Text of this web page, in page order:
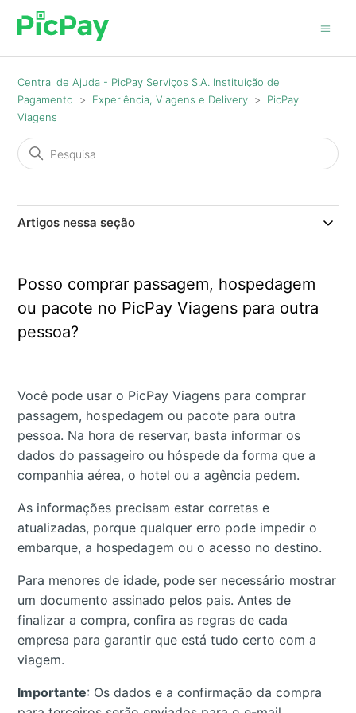
Central de Ajuda - PicPay Serviços S.A. Instituição de
Pagamento
Experiência, Viagens e Delivery
PicPay
Viagens
Artigos nessa seção
Posso comprar passagem, hospedagem
ou pacote no PicPay Viagens para outra
pessoa?
Você pode usar o PicPay Viagens para comprar
passagem, hospedagem ou pacote para outra
pessoa. Na hora de reservar, basta informar os
dados do passageiro ou hóspede da forma que a
companhia aérea, o hotel ou a agência pedem.
As informações precisam estar corretas e
atualizadas, porque qualquer erro pode impedir o
embarque, a hospedagem ou o acesso no destino.
Para menores de idade, pode ser necessário mostrar
um documento assinado pelos pais. Antes de
finalizar a compra, confira as regras de cada
empresa para garantir que está tudo certo com a
viagem.
Importante: Os dados e a confirmação da compra